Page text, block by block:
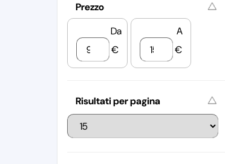
Prezzo
Da
€
A
€
Risultati per pagina